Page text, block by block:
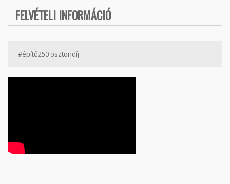
FELVÉTELI INFORMÁCIÓ
#építő250 ösztöndíj